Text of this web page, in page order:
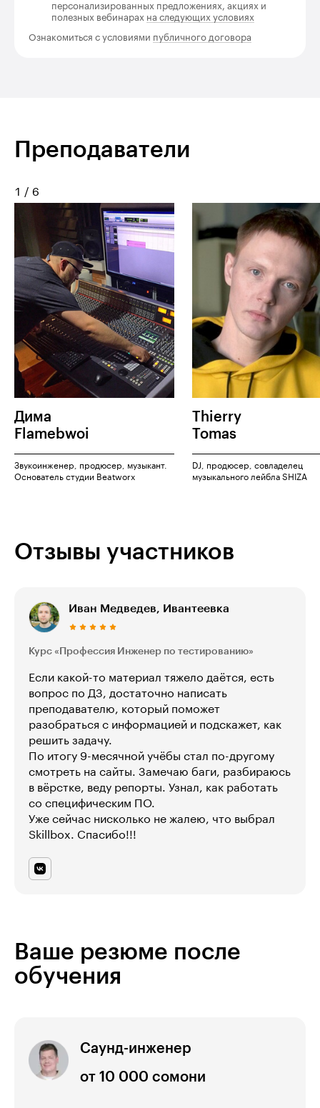
персонализированных предложениях, акциях и
полезных вебинарах на следующих условиях
Ознакомиться с условиями публичного договора
Преподаватели
1 / 6
Дима
Flamebwoi
Звукоинженер, продюсер, музыкант.
Основатель студии Beatworx
Thierry
Tomas
DJ, продюсер, совладелец
музыкального лейбла SHIZA
Отзывы участников
Иван Медведев, Ивантеевка
Курс «Профессия Инженер по тестированию»
Если какой-то материал тяжело даётся, есть
вопрос по ДЗ, достаточно написать
преподавателю, который поможет
разобраться с информацией и подскажет, как
решить задачу.
По итогу 9-месячной учёбы стал по-другому
смотреть на сайты. Замечаю баги, разбираюсь
в вёрстке, веду репорты. Узнал, как работать
со специфическим ПО.
Уже сейчас нисколько не жалею, что выбрал
Skillbox. Спасибо!!!
Ваше резюме после
обучения
Саунд-инженер
от 10 000 сомони